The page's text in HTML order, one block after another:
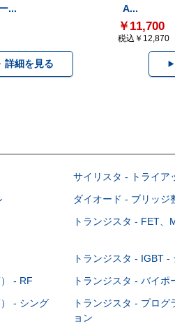
...
詳細を見る
A...
￥11,700
税込￥12,870
サイリスタ - トライア
ダイオード - ブリッジ
トランジスタ - FET、
トランジスタ - IGBT -
- RF
トランジスタ - バイ
- シング
トランジスタ - プロ
ョン